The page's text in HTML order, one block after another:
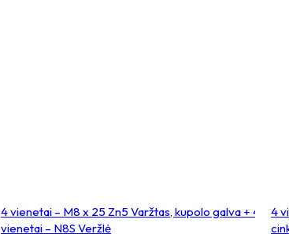
4 vienetai – M8 x 25 Zn5 Varžtas, kupolo galva + 4
vienetai – N8S Veržlė
4